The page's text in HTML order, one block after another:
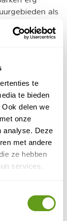
te
te bieden
delen we
onze
analyse. Deze
met andere
ze hebben
services.
als
Er zijn delen
reisadvies
Congo